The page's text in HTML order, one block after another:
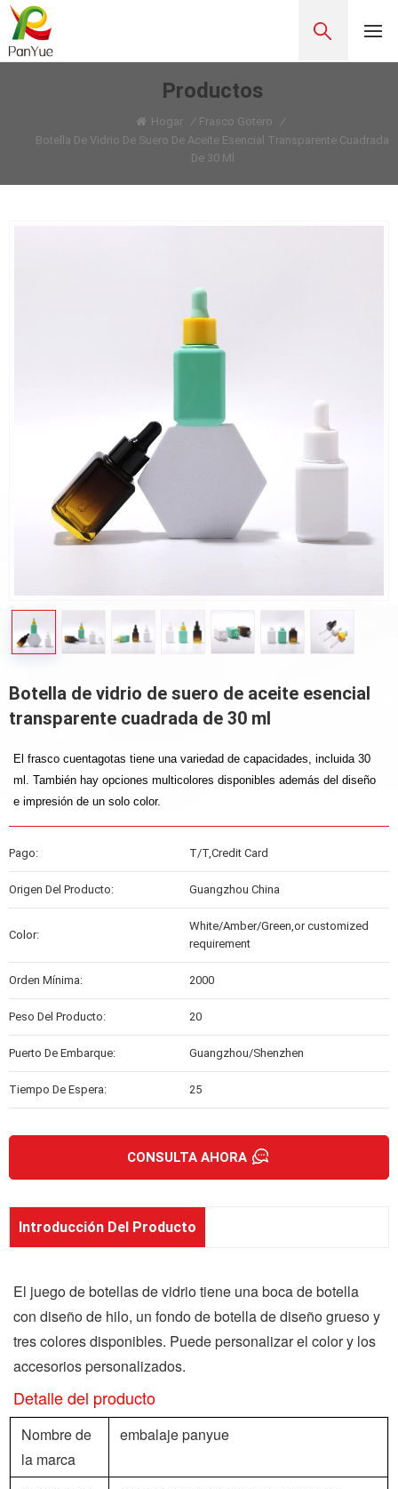
Productos
Hogar / Frasco Gotero
/
Botella De Vidrio De Suero De Aceite Esencial Transparente Cuadrada
De 30 Ml
Botella de vidrio de suero de aceite esencial
transparente cuadrada de 30 ml
El frasco cuentagotas tiene una variedad de capacidades, incluida 30
ml. También hay opciones multicolores disponibles además del diseño
e impresión de un solo color.
Pago: T/T,Credit Card
Origen Del Producto: Guangzhou China
Color:
White/Amber/Green,or customized
requirement
Orden Mínima: 2000
Peso Del Producto: 20
Puerto De Embarque: Guangzhou/Shenzhen
Tiempo De Espera: 25
CONSULTA AHORA
Introducción Del Producto
El juego de botellas de vidrio tiene una boca de botella
con diseño de hilo, un fondo de botella de diseño grueso y
tres colores disponibles. Puede personalizar el color y los
accesorios personalizados.
Detalle del producto
Nombre de
la marca
embalaje panyue